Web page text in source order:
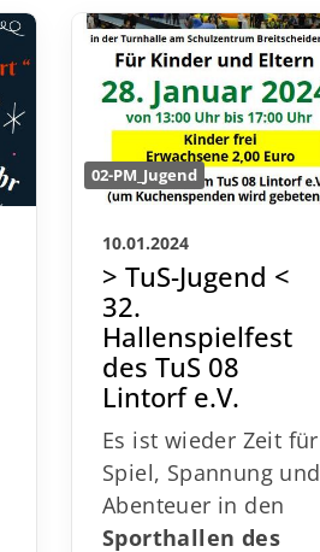
02-PM_Jugend
10.01.2024
> TuS-Jugend <
32.
Hallenspielfest
des TuS 08 Lintorf
e.V.
Es ist wieder Zeit für
Spiel, Spannung und
Abenteuer in den
Sporthallen des